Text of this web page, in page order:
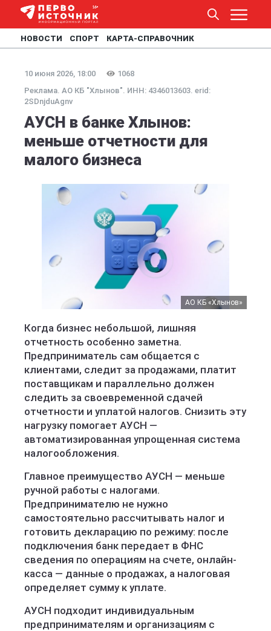
НОВОСТИ СПОРТ КАРТА-СПРАВОЧНИК
10 июня 2026, 18:00
1068
Реклама. АО КБ "Хлынов". ИНН: 4346013603. erid:
2SDnjduAgnv
АУСН в банке Хлынов:
меньше отчетности для
малого бизнеса
АО КБ «Хлынов»
Когда бизнес небольшой, лишняя
отчетность особенно заметна.
Предприниматель сам общается с
клиентами, следит за продажами, платит
поставщикам и параллельно должен
следить за своевременной сдачей
отчетности и уплатой налогов. Снизить эту
нагрузку помогает АУСН —
автоматизированная упрощенная система
налогообложения.
Главное преимущество АУСН — меньше
ручной работы с налогами.
Предпринимателю не нужно
самостоятельно рассчитывать налог и
готовить декларацию по режиму: после
подключения банк передает в ФНС
сведения по операциям на счете, онлайн-
касса — данные о продажах, а налоговая
определяет сумму к уплате.
АУСН подходит индивидуальным
предпринимателям и организациям с